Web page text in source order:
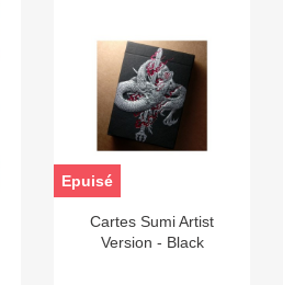
Cartes Sumi Artist
Version - Black
Epuisé